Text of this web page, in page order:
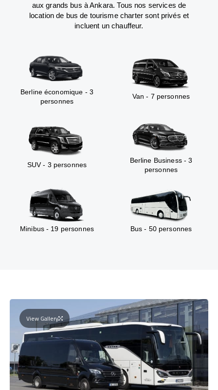
aux grands bus à Ankara. Tous nos services de
location de bus de tourisme charter sont privés et
incluent un chauffeur.
Berline économique - 3
personnes
Van - 7 personnes
SUV - 3 personnes
Berline Business - 3
personnes
Minibus - 19 personnes Bus - 50 personnes
View Gallery